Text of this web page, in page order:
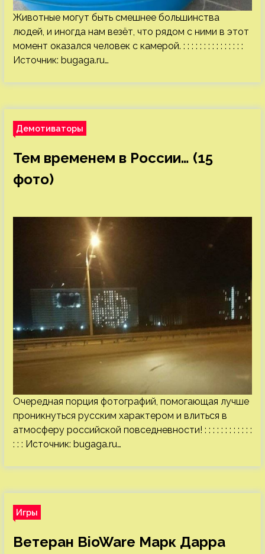
Животные могут быть смешнее большинства
людей, и иногда нам везёт, что рядом с ними в этот
момент оказался человек с камерой. : : : : : : : : : : : : : : :
Источник: bugaga.ru…
Демотиваторы
Тем временем в России… (15
фото)
Очередная порция фотографий, помогающая лучше
проникнуться русским характером и влиться в
атмосферу российской повседневности! : : : : : : : : : : : :
: : : Источник: bugaga.ru…
Игры
Ветеран BioWare Марк Дарра